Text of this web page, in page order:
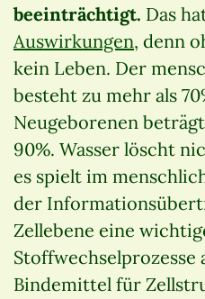
beeinträchtigt. Das
Auswirkungen, denn
kein Leben. Der
besteht zu mehr als
Neugeborenen
90%. Wasser löscht
es spielt im
der
Zellebene eine
Stoffwechselprozesse
Bindemittel für